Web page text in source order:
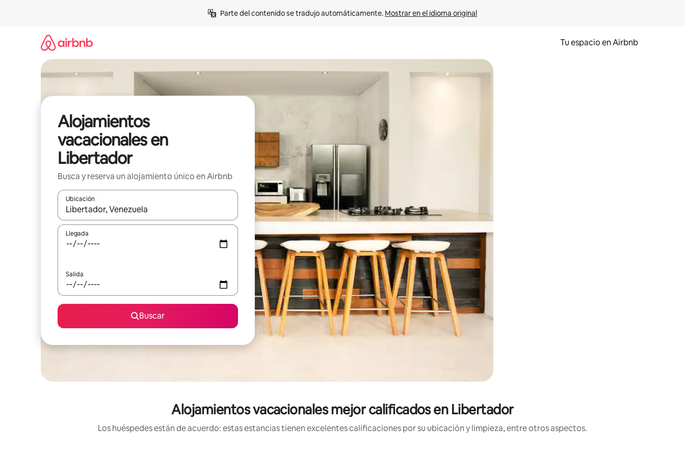
Parte del contenido se tradujo automáticamente. Mostrar en el idioma original
Tu espacio en Airbnb
Alojamientos
vacacionales en
Libertador
Busca y reserva un alojamiento único en Airbnb
Ubicación
Cuando los resultados estén disponibles, podrás navegar usando las teclas de las flechas hacia arriba y hacia abajo, o bien tocando y deslizando la pantalla.
Llegada
Salida
Buscar
Alojamientos vacacionales mejor calificados en Libertador
Los huéspedes están de acuerdo: estas estancias tienen excelentes calificaciones por su ubicación y limpieza, entre otros aspectos.